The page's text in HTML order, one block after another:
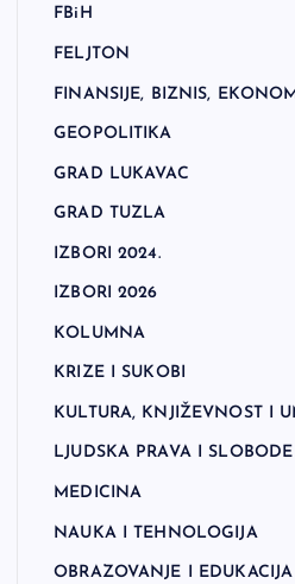
FBiH
FELJTON
FINANSIJE, BIZNIS,
GEOPOLITIKA
GRAD LUKAVAC
GRAD TUZLA
IZBORI 2024.
IZBORI 2026
KOLUMNA
KRIZE I SUKOBI
KULTURA, KNJIŽEVNOST I
LJUDSKA PRAVA I SLOBODE
MEDICINA
NAUKA I TEHNOLOGIJA
OBRAZOVANJE I EDUKACIJA